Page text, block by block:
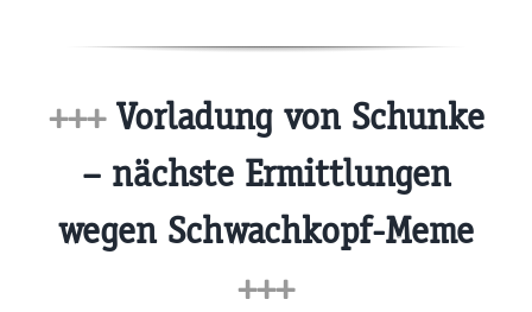
+++Vorladung von Schunke
– nächste Ermittlungen
wegen Schwachkopf-Meme
+++